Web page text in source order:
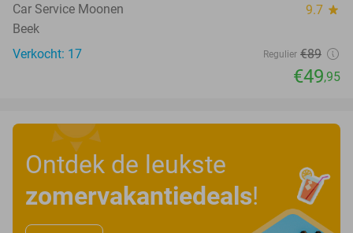
Car Service Moonen 9.7 star
Beek
Verkocht: 17
Regulier €89
€49,95
Ontdek de leukste
zomervakantiedeals!